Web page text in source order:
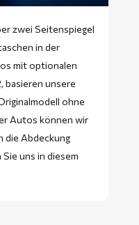
zwei Seitenspiegel
in der
mit optionalen
basieren unsere
ohne
Autos können wir
die Abdeckung
Sie uns in diesem